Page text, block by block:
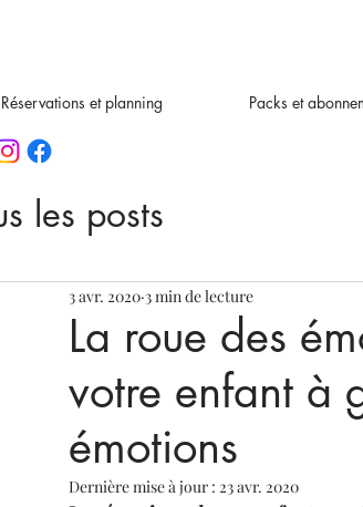
Réservations et planning Packs et
les posts
La roue des
votre enfant à
émotions
3 avr. 2020 3 min de lecture
Dernière mise à jour : 23 avr. 2020